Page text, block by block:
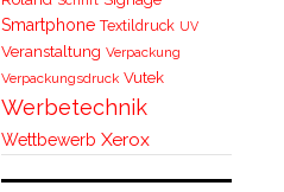
Smartphone Textildruck UV
Veranstaltung Verpackung
Verpackungsdruck Vutek
Werbetechnik
Wettbewerb Xerox